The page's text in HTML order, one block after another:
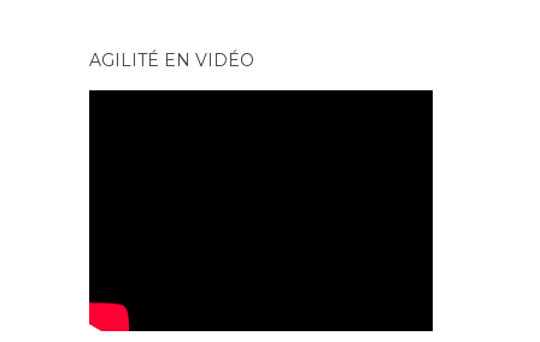
AGILITÉ EN VIDÉO